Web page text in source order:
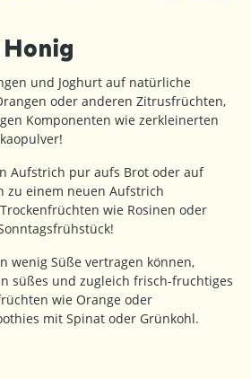
Honig
und Joghurt auf natürliche
oder anderen Zitrusfrüchten,
Komponenten wie zerkleinerten
Aufstrich pur aufs Brot oder auf
zu einem neuen Aufstrich
wie Rosinen oder
wenig Süße vertragen können,
süßes und zugleich frisch-fruchtiges
wie Orange oder
mit Spinat oder Grünkohl.